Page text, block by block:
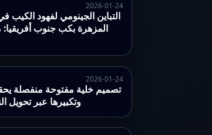
2026-01-24
التباين الجينومي لفهود الكيب
المزهرة بكب جنوب
2026-01-24
تصميم خلية مفتوحة منفصلة
وتكبيرها عبر تحويل